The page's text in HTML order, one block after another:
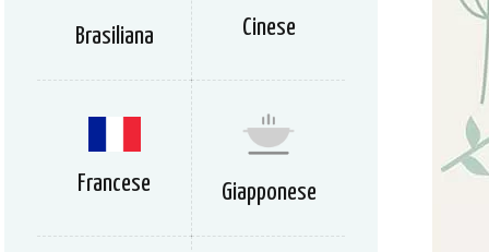
Brasiliana Cinese
Francese Giapponese